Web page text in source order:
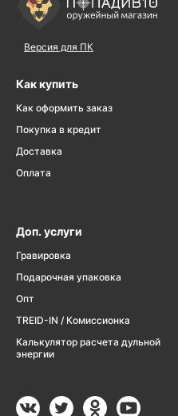
Версия для ПК
Как купить
Как оформить заказ
Покупка в кредит
Доставка
Оплата
Доп. услуги
Гравировка
Подарочная упаковка
Опт
TREID-IN / Комиссионка
Калькулятор расчета дульной
энергии